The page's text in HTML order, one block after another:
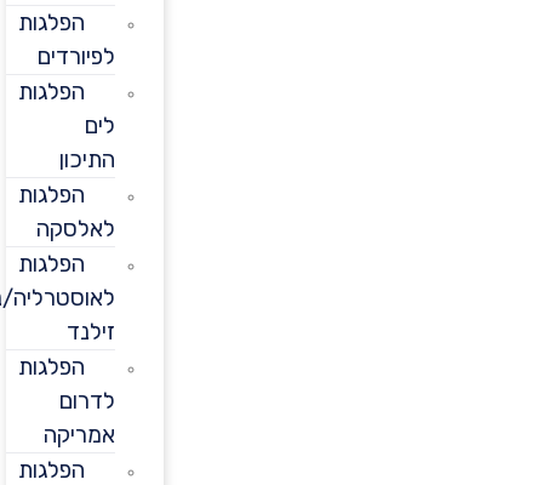
הפלגות
לפיורדים
הפלגות
התיכון
הפלגות
לאלסקה
הפלגות
לאוסטרליה/ניו
הפלגות
לדרום
אמריקה
הפלגות